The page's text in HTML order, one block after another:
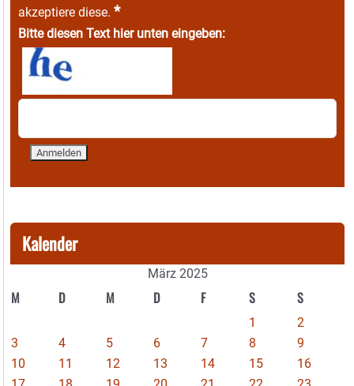
akzeptiere diese. *
Bitte diesen Text hier unten eingeben:
Kalender
März 2025
M D M D F S S
1
2
3
4 5 6 7 8
9
10
11 12 13 14 15
16